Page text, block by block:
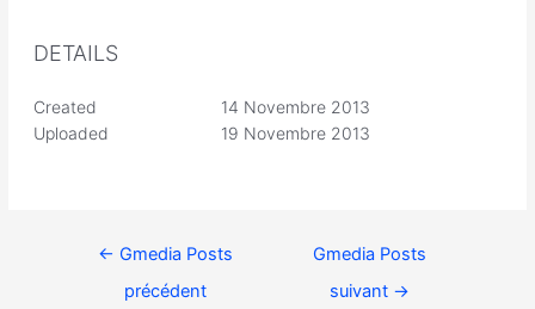
DETAILS
Created
14 Novembre 2013
Uploaded
19 Novembre 2013
← Gmedia Posts
précédent
Gmedia Posts
suivant →